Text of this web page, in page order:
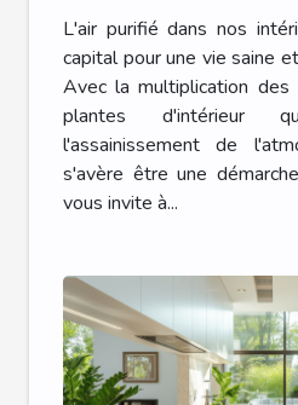
conseils
L'air purifié dans nos
capital pour une vie saine
Avec la multiplication des
plantes d'intérieur
l'assainissement de
s'avère être une
vous invite à...